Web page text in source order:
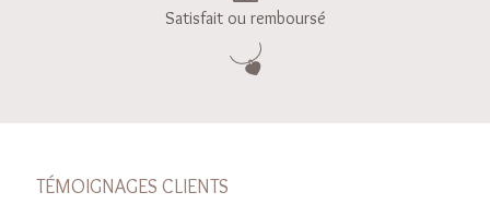
Satisfait ou remboursé
TÉMOIGNAGES CLIENTS